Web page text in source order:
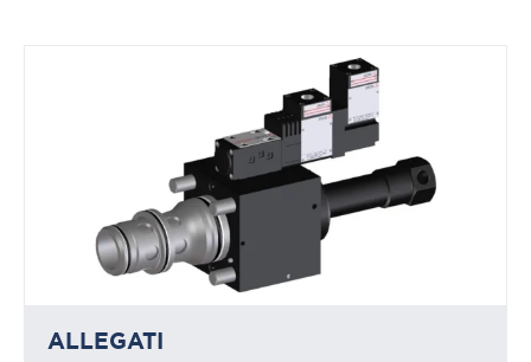
ALLEGATI